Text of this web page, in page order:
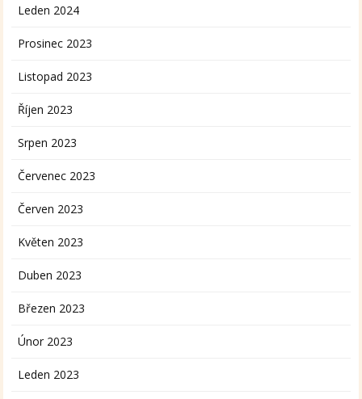
Leden 2024
Prosinec 2023
Listopad 2023
Říjen 2023
Srpen 2023
Červenec 2023
Červen 2023
Květen 2023
Duben 2023
Březen 2023
Únor 2023
Leden 2023